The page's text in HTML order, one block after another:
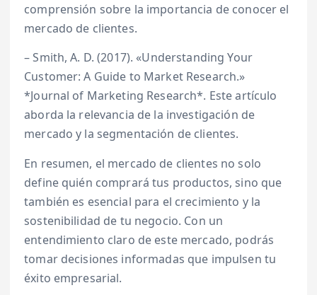
comprensión sobre la importancia de conocer el
mercado de clientes.
– Smith, A. D. (2017). «Understanding Your
Customer: A Guide to Market Research.»
*Journal of Marketing Research*. Este artículo
aborda la relevancia de la investigación de
mercado y la segmentación de clientes.
En resumen, el mercado de clientes no solo
define quién comprará tus productos, sino que
también es esencial para el crecimiento y la
sostenibilidad de tu negocio. Con un
entendimiento claro de este mercado, podrás
tomar decisiones informadas que impulsen tu
éxito empresarial.